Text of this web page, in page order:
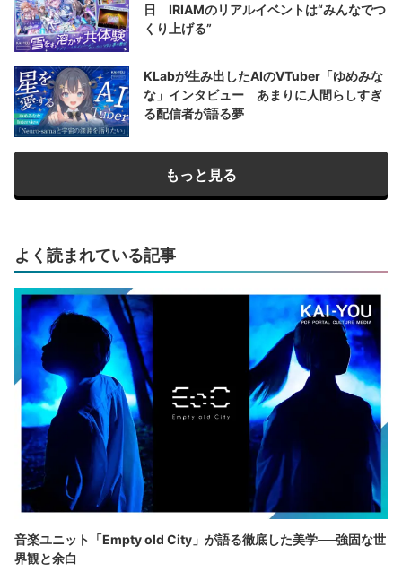
日 IRIAMのリアルイベントは“みんなでつ
くり上げる”
KLabが生み出したAIのVTuber「ゆめみな
な」インタビュー あまりに人間らしすぎ
る配信者が語る夢
もっと見る
よく読まれている記事
音楽ユニット「Empty old City」が語る徹底した美学──強固な世
界観と余白